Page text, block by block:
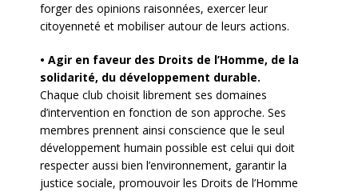
forger des opinions raisonnées, exercer leur
citoyenneté et mobiliser autour de leurs actions.
• Agir en faveur des Droits de l’Homme, de la
solidarité, du développement durable.
Chaque club choisit librement ses domaines
d’intervention en fonction de son approche. Ses
membres prennent ainsi conscience que le seul
développement humain possible est celui qui doit
respecter aussi bien l’environnement, garantir la
justice sociale, promouvoir les Droits de l’Homme